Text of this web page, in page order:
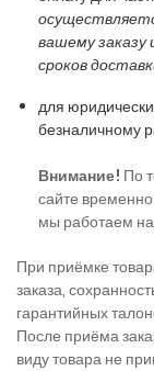
вашему заказу
сроков
для
безналичному
Внимание! По
сайте
мы работаем
При приёмке
заказа,
гарантийных
После приёма
виду товара не